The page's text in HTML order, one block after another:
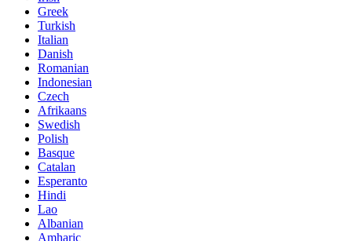
Greek
Turkish
Italian
Danish
Romanian
Indonesian
Czech
Afrikaans
Swedish
Polish
Basque
Catalan
Esperanto
Hindi
Lao
Albanian
Amharic